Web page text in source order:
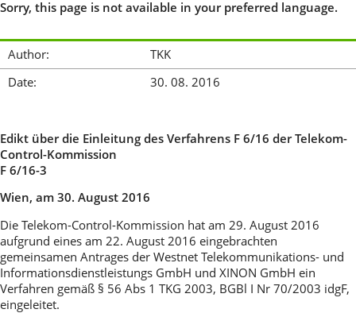
Sorry, this page is not available in your preferred language.
Author:
TKK
Date:
30. 08. 2016
Edikt über die Einleitung des Verfahrens F 6/16 der Telekom-
Control-Kommission
F 6/16-3
Wien, am 30. August 2016
Die Telekom-Control-Kommission hat am 29. August 2016
aufgrund eines am 22. August 2016 eingebrachten
gemeinsamen Antrages der Westnet Telekommunikations- und
Informationsdienstleistungs GmbH und XINON GmbH ein
Verfahren gemäß § 56 Abs 1 TKG 2003, BGBl I Nr 70/2003 idgF,
eingeleitet.